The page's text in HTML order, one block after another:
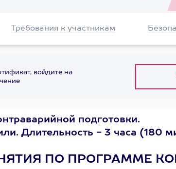
Требования к участникам
войдите на
подготовки.
Длительность - 3 часа (180
ПО ПРОГРАММЕ